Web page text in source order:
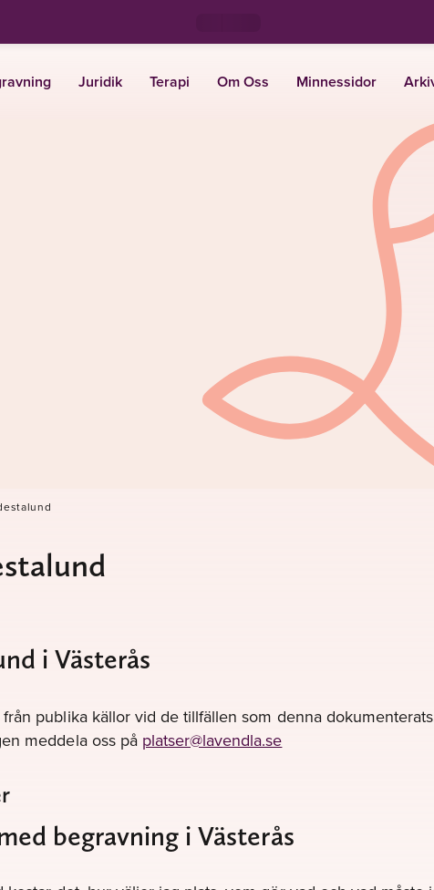
Juridik Terapi Om Oss Minnessidor
i Västerås
publika källor vid de tillfällen som denna
meddela oss på platser@lavendla.se
begravning i Västerås